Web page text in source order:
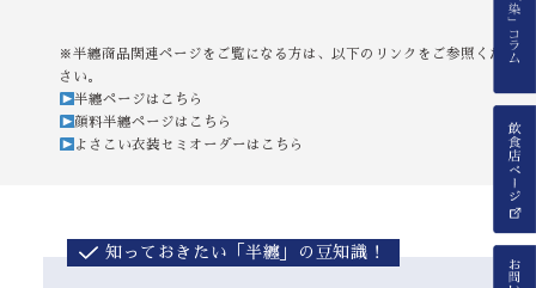
※半纏商品関連ページをご覧になる方は、以下のリンクをご参照くだ
さい。
半纏ページはこちら
顔料半纏ページはこちら
よさこい衣装セミオーダーはこちら
知っておきたい「半纏」の豆知識！